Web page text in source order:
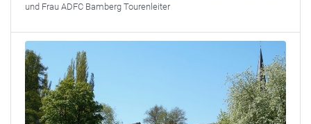
und Frau ADFC Bamberg Tourenleiter